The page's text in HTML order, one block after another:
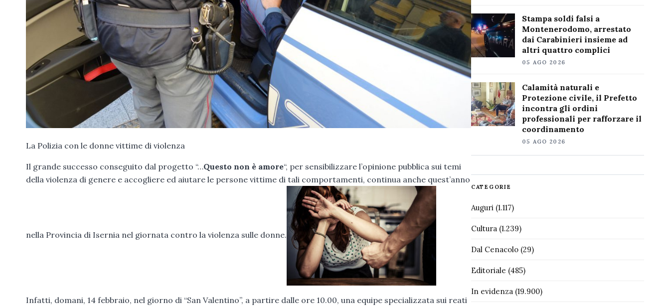
La Polizia con le donne vittime di violenza
Il grande successo conseguito dal progetto “…Questo non è amore“, per sensibilizzare l’opinione pubblica sui temi
della violenza di genere e accogliere ed aiutare le persone vittime di tali comportamenti, continua anche quest’anno
nella Provincia di Isernia nel giornata contro la violenza sulle donne.
Infatti, domani, 14 febbraio, nel giorno di “San Valentino”, a partire dalle ore 10.00, una equipe specializzata sui reati
Stampa soldi falsi a
Montenerodomo, arrestato
dai Carabinieri insieme ad
altri quattro complici
05 AGO 2026
Calamità naturali e
Protezione civile, il Prefetto
incontra gli ordini
professionali per rafforzare il
coordinamento
05 AGO 2026
CATEGORIE
Auguri(1.117)
Cultura(1.239)
Dal Cenacolo(29)
Editoriale (485)
In evidenza(19.900)